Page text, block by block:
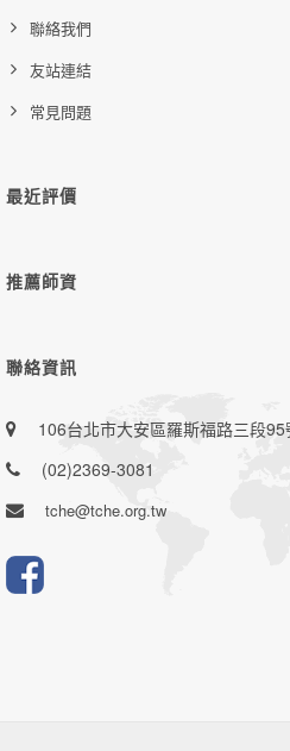
聯絡我們
友站連結
常見問題
最近評價
推薦師資
聯絡資訊
106台北市大安區羅斯福路三段
(02)2369-3081
tche@tche.org.tw